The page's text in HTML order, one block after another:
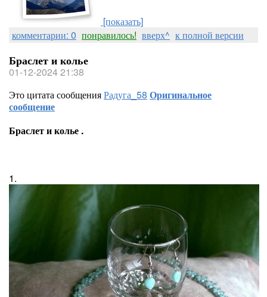
[показать]
комментарии: 0 понравилось! вверх^ к полной версии
Браслет и колье
01-12-2024 21:38
Это цитата сообщенияРадуга_58 Оригинальное
сообщение
Браслет и колье .
1.